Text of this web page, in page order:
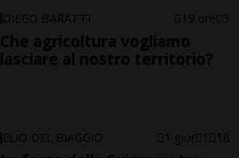
DIEGO BARATTI 19 ore 3
Che agricoltura vogliamo
lasciare al nostro territorio?
ELIO DEL BIAGGIO 1 gior 1 18